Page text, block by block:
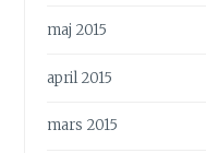
maj 2015
april 2015
mars 2015